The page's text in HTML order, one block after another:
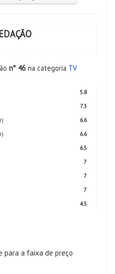
n° 46 na categoria TV
5.8
7.3
6.6
6.6
6.5
7
7
7
4.5
para a faixa de preço